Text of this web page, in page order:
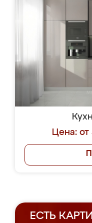
Цена: от
ЕСТЬ